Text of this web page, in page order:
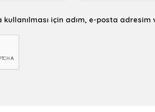
için adım, e-posta